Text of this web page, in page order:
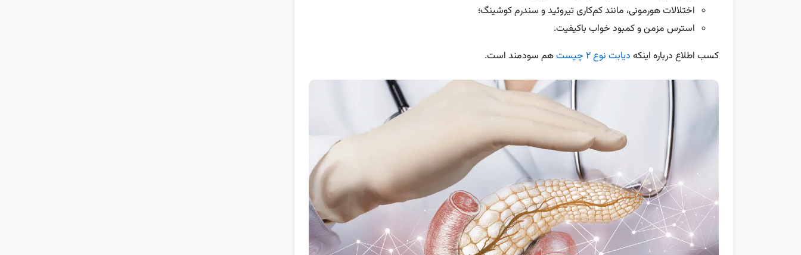
اختلالات هورمونی، مانند کم‌کاری تیروئید و سندرم کوشینگ؛
استرس مزمن و کمبود خواب باکیفیت.
کسب اطلاع درباره اینکه دیابت نوع ۲ چیست هم سودمند است.